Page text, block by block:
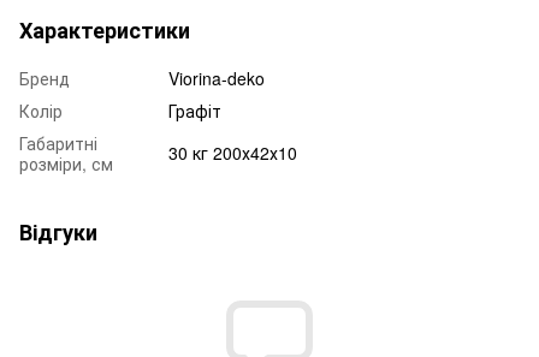
Характеристики
Бренд
Viorina-deko
Колір
Графіт
Габаритні
розміри, см
30 кг 200х42х10
Відгуки